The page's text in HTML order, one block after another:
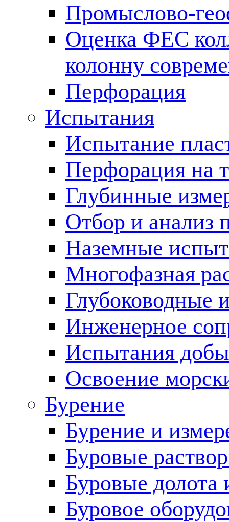
Промыслово-
Оценка ФЕС
колонну
Перфорация
Испытания
Испытание
Перфорация на
Глубинные
Отбор и анализ
Наземные
Многофазная
Глубоководные
Инженерное
Испытания
Освоение
Бурение
Бурение и
Буровые
Буровые долота
Буровое